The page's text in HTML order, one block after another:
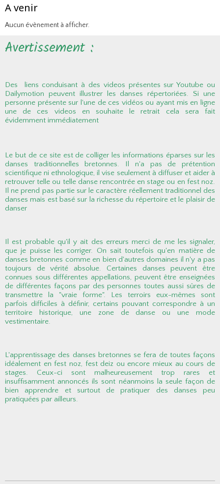
A venir
Aucun évènement à afficher.
Avertissement :
Des liens conduisant à des videos présentes sur Youtube ou
Dailymotion peuvent illustrer les danses répertoriées. Si une
personne présente sur l'une de ces vidéos ou ayant mis en ligne
une de ces videos en souhaite le retrait cela sera fait
évidemment immédiatement
Le but de ce site est de colliger les informations éparses sur les
danses traditionnelles bretonnes. Il n'a pas de prétention
scientifique ni ethnologique, il vise seulement à diffuser et aider à
retrouver telle ou telle danse rencontrée en stage ou en fest noz.
Il ne prend pas partie sur le caractère réellement traditionnel des
danses mais est basé sur la richesse du répertoire et le plaisir de
danser
Il est probable qu'il y ait des erreurs merci de me les signaler,
que je puisse les corriger. On sait toutefois qu'en matière de
danses bretonnes comme en bien d'autres domaines il n'y a pas
toujours de vérité absolue. Certaines danses peuvent être
connues sous différentes appellations, peuvent être enseignées
de différentes façons par des personnes toutes aussi sûres de
transmettre la "vraie forme". Les terroirs eux-mêmes sont
parfois difficiles à définir, certains pouvant correspondre à un
territoire historique, une zone de danse ou une mode
vestimentaire.
L'apprentissage des danses bretonnes se fera de toutes façons
idéalement en fest noz, fest deiz ou encore mieux au cours de
stages. Ceux-ci sont malheureusement trop rares et
insuffisamment annoncés ils sont néanmoins la seule façon de
bien apprendre et surtout de pratiquer des danses peu
pratiquées par ailleurs.